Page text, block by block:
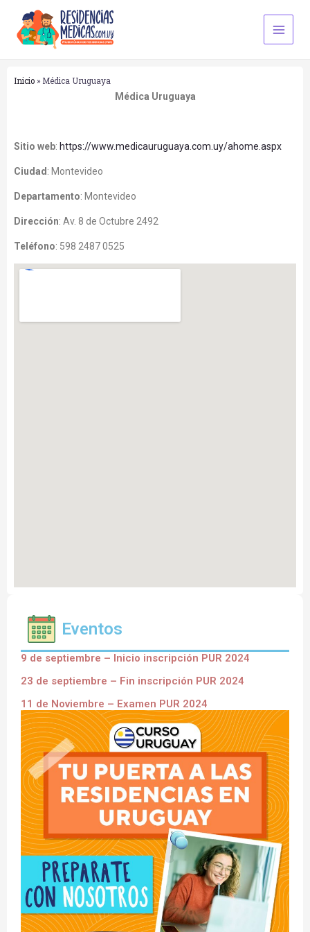
contenido
Main
Menu
Inicio » Médica Uruguaya
Médica Uruguaya
Sitio web: https://www.medicauruguaya.com.uy/ahome.aspx
Ciudad : Montevideo
Departamento: Montevideo
Dirección: Av. 8 de Octubre 2492
Teléfono: 598 2487 0525
Eventos
9 de septiembre – Inicio inscripción PUR 2024
23 de septiembre – Fin inscripción PUR 2024
11 de Noviembre – Examen PUR 2024